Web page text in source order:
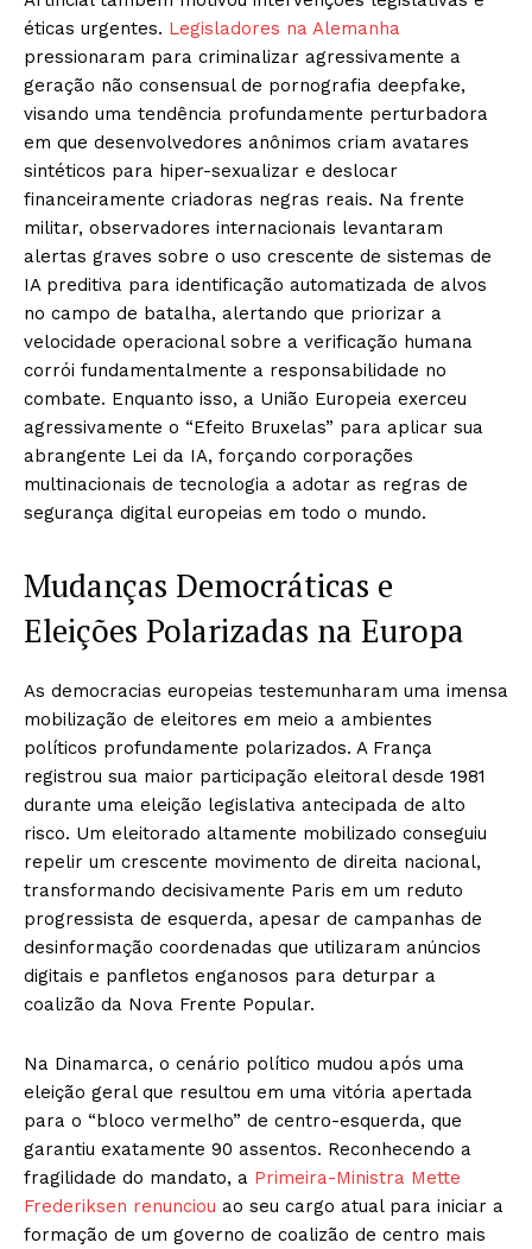
éticas urgentes. Legisladores na Alemanha
pressionaram para criminalizar agressivamente a
geração não consensual de pornografia deepfake,
visando uma tendência profundamente perturbadora
em que desenvolvedores anônimos criam avatares
sintéticos para hiper-sexualizar e deslocar
financeiramente criadoras negras reais. Na frente
militar, observadores internacionais levantaram
alertas graves sobre o uso crescente de sistemas de
IA preditiva para identificação automatizada de alvos
no campo de batalha, alertando que priorizar a
velocidade operacional sobre a verificação humana
corrói fundamentalmente a responsabilidade no
combate. Enquanto isso, a União Europeia exerceu
agressivamente o “Efeito Bruxelas” para aplicar sua
abrangente Lei da IA, forçando corporações
multinacionais de tecnologia a adotar as regras de
segurança digital europeias em todo o mundo.
Mudanças Democráticas e
Eleições Polarizadas na Europa
As democracias europeias testemunharam uma imensa
mobilização de eleitores em meio a ambientes
políticos profundamente polarizados. A França
registrou sua maior participação eleitoral desde 1981
durante uma eleição legislativa antecipada de alto
risco. Um eleitorado altamente mobilizado conseguiu
repelir um crescente movimento de direita nacional,
transformando decisivamente Paris em um reduto
progressista de esquerda, apesar de campanhas de
desinformação coordenadas que utilizaram anúncios
digitais e panfletos enganosos para deturpar a
coalizão da Nova Frente Popular.
Na Dinamarca, o cenário político mudou após uma
eleição geral que resultou em uma vitória apertada
para o “bloco vermelho” de centro-esquerda, que
garantiu exatamente 90 assentos. Reconhecendo a
fragilidade do mandato, a Primeira-Ministra Mette
Frederiksen renunciou ao seu cargo atual para iniciar a
formação de um governo de coalizão de centro mais